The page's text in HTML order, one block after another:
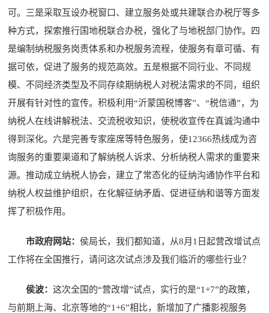
可。三是采取互设办税窗口、建立服务处或共建联合办税厅等多
种方式，探索推行国地税联合办税，强化了与地税部门协作。四
是编制纳税服务岗责体系和办税服务流程，使服务有章可循、有
据可依，促进了服务的规范高效。五是根据不同行业、不同规
模、不同经济类型及不同存续期纳税人对税法需求的不同，组织
开展有针对性的宣传。积极利用“沂蒙国税博客”、“税信通”，为
纳税人在线讲解税法、交流税收知识，使税收宣传在真诚沟通中
得到深化。六是完善专家座席等特色服务，使12366热线成为咨
询服务的重要渠道和了解纳税人诉求、分析纳税人需求的重要来
源。推动成立纳税人协会，建立了常态化的征纳沟通协作平台和
纳税人权益维护组织，在化解征纳矛盾、促进征纳和谐等方面发
挥了积极作用。
市政府网站：侯局长，我们都知道，从8月1日起营改增试点
工作将在全国推行，请问这次试点涉及我们临沂的哪些行业？
侯波：这次全国的“营改增”试点，实行的是“1+7”的政策，
与前期上海、北京等地的“1+6”相比，新增加了广播影视服务